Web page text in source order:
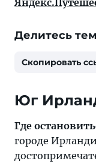
Делитесь
Скопировать
Юг
Где
городе